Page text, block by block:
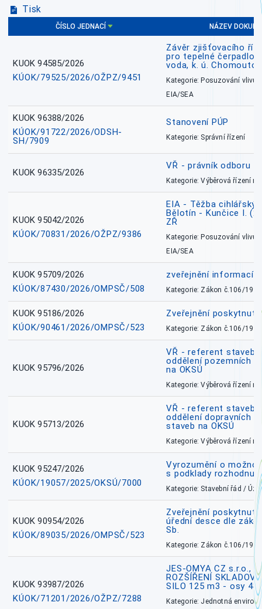
Tisk
ČÍSLO JEDNACÍ NÁZEV
KUOK 94585/2026
KÚOK/79525/2026/OŽPZ/9451
Závěr zjišťovacího
pro tepelné čerpadlo
voda, k. ú. Chomoutov
Kategorie: Posuzování vlivů
EIA/SEA
KUOK 96388/2026
KÚOK/91722/2026/ODSH-
SH/7909
Stanovení PÚP
Kategorie: Správní řízení
KUOK 96335/2026
VŘ - právník odboru
Kategorie: Výběrová řízení
KUOK 95042/2026
KÚOK/70831/2026/OŽPZ/9386
EIA - Těžba
Bělotín - Kunčice I.
ZŘ
Kategorie: Posuzování vlivů
EIA/SEA
KUOK 95709/2026
KÚOK/87430/2026/OMPSČ/508
zveřejnění informací
Kategorie: Zákon č.106/1999
KUOK 95186/2026
KÚOK/90461/2026/OMPSČ/523
Zveřejnění
Kategorie: Zákon č.106/1999
KUOK 95796/2026
VŘ - referent
oddělení pozemních
na OKSÚ
Kategorie: Výběrová řízení
KUOK 95713/2026
VŘ - referent
oddělení dopravních
staveb na OKSÚ
Kategorie: Výběrová řízení
KUOK 95247/2026
KÚOK/19057/2025/OKSÚ/7000
Vyrozumění o
s podklady rozhodnutí
Kategorie: Stavební řád /
KUOK 90954/2026
KÚOK/89035/2026/OMPSČ/523
Zveřejnění
úřední desce dle
Sb.
Kategorie: Zákon č.106/1999
KUOK 93987/2026
KÚOK/71201/2026/OŽPZ/7288
JES-OMYA CZ s.r.o.,
ROZŠÍŘENÍ
SILO 125 m3 - osy
Kategorie: Jednotná